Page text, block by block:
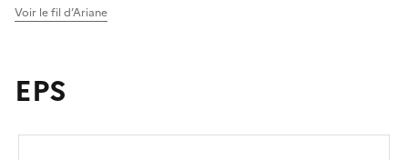
Voir le fil d’Ariane
EPS